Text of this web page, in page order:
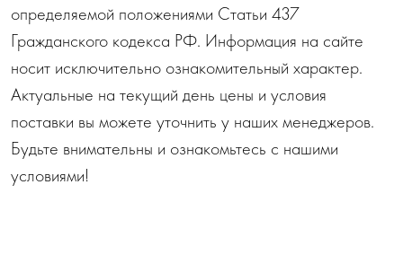
определяемой положениями Статьи 437
Гражданского кодекса РФ. Информация на сайте
носит исключительно ознакомительный характер.
Актуальные на текущий день цены и условия
поставки вы можете уточнить у наших менеджеров.
Будьте внимательны и ознакомьтесь с нашими
условиями!